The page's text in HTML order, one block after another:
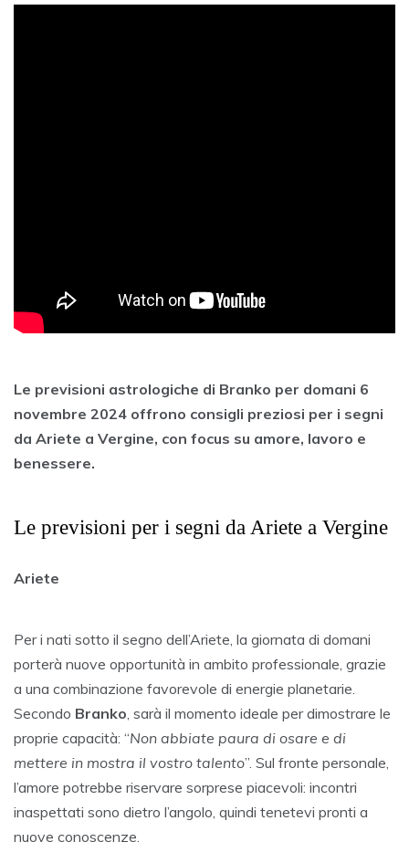
Le previsioni astrologiche di Branko per domani 6
novembre 2024 offrono consigli preziosi per i segni
da Ariete a Vergine, con focus su amore, lavoro e
benessere.
Le previsioni per i segni da Ariete a Vergine
Ariete
Per i nati sotto il segno dell’Ariete, la giornata di domani
porterà nuove opportunità in ambito professionale, grazie
a una combinazione favorevole di energie planetarie.
Secondo Branko , sarà il momento ideale per dimostrare le
proprie capacità: “Non abbiate paura di osare e di
mettere in mostra il vostro talento”. Sul fronte personale,
l’amore potrebbe riservare sorprese piacevoli: incontri
inaspettati sono dietro l’angolo, quindi tenetevi pronti a
nuove conoscenze.